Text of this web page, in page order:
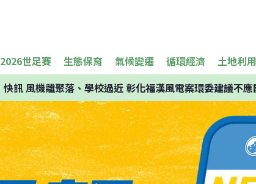
2026世足賽 生態保育 氣候變遷 循環經濟 土地利用
快訊風機離聚落、學校過近 彰化福漢風電案環委建議不應